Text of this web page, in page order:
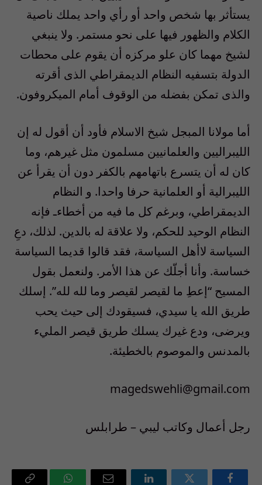
يستأثر بها شخص واحد أو رأي واحد يملك ناصية
الكلام والظهور فيها على نحو مستمر. ولا ينبغي
لشيخ مهما كان علو مركزه أن يقوم على محطات
الدولة بتسفيه النظام الديمقراطي الذى أقرته
والذى تمكن بفضله من الوقوف أمام الميكروفون.
أما مولانا المبجل شيخ الاسلام فأود أن أقول له إن
الليبراليين والعلمانيين مسلمون مثل غيرهم، وما
كان له أن يتسرع باتهامهم بالكفر دون أن يقرأ عن
الليبرالية أو العلمانية حرفا واحدا. و النظام
الديمقراطي، وبرغم كل ما فيه من أخطاءـ فإنه
النظام الوحيد للحكم، ولا علاقة له بالدين. لذلك، دعِ
السياسة لاأهل السياسة، فقد قالوا قديما السياسة
خساسة. وأنا أجلّك عن هذا الأمر. ولنعمل بقول
المسيح “إعطِ ما لقيصر لقيصر وما لله لله”. إسلك
طريق الله يا سيدي، فسيقودك إلى حيث يحب
ويرضى، ودع غيرك يسلك طريق قيصر المليء
بالمدنس والموصوم بالخطيئة.
magedswehli@gmail.com
رجل أعمال وكاتب ليبي – طرابلس